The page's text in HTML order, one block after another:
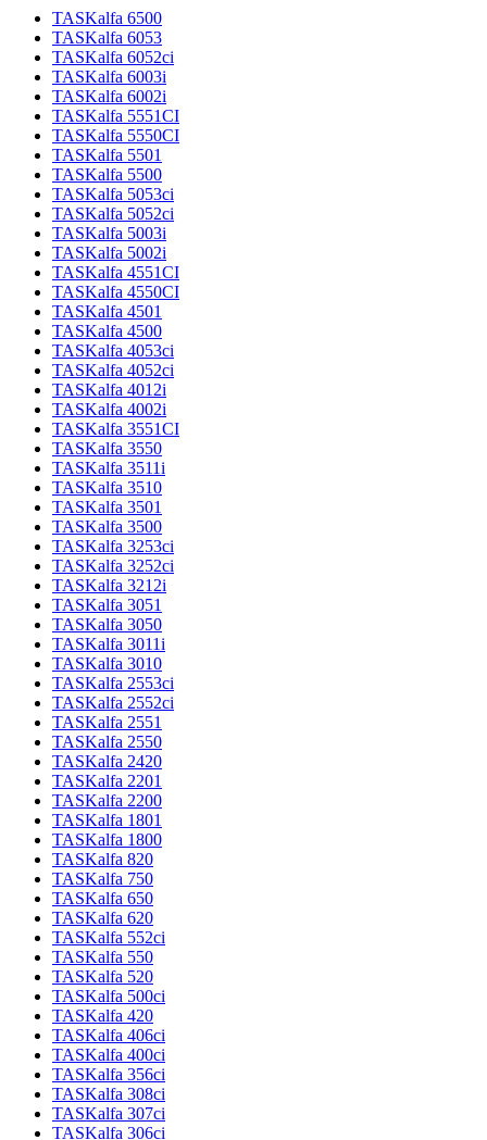
TASKalfa 6500
TASKalfa 6053
TASKalfa 6052ci
TASKalfa 6003i
TASKalfa 6002i
TASKalfa 5551CI
TASKalfa 5550CI
TASKalfa 5501
TASKalfa 5500
TASKalfa 5053ci
TASKalfa 5052ci
TASKalfa 5003i
TASKalfa 5002i
TASKalfa 4551CI
TASKalfa 4550CI
TASKalfa 4501
TASKalfa 4500
TASKalfa 4053ci
TASKalfa 4052ci
TASKalfa 4012i
TASKalfa 4002i
TASKalfa 3551CI
TASKalfa 3550
TASKalfa 3511i
TASKalfa 3510
TASKalfa 3501
TASKalfa 3500
TASKalfa 3253ci
TASKalfa 3252ci
TASKalfa 3212i
TASKalfa 3051
TASKalfa 3050
TASKalfa 3011i
TASKalfa 3010
TASKalfa 2553ci
TASKalfa 2552ci
TASKalfa 2551
TASKalfa 2550
TASKalfa 2420
TASKalfa 2201
TASKalfa 2200
TASKalfa 1801
TASKalfa 1800
TASKalfa 820
TASKalfa 750
TASKalfa 650
TASKalfa 620
TASKalfa 552ci
TASKalfa 550
TASKalfa 520
TASKalfa 500ci
TASKalfa 420
TASKalfa 406ci
TASKalfa 400ci
TASKalfa 356ci
TASKalfa 308ci
TASKalfa 307ci
TASKalfa 306ci